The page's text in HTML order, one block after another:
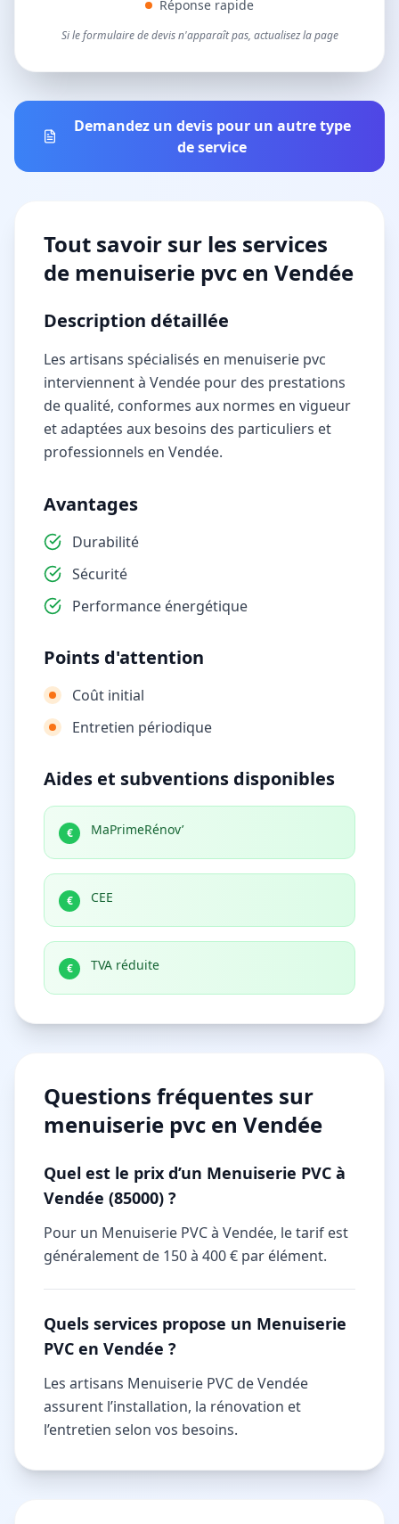
Réponse rapide
Si le formulaire de devis n'apparaît pas, actualisez la page
Demandez un devis pour un autre type
de service
Tout savoir sur les services
de menuiserie pvc en Vendée
Description détaillée
Les artisans spécialisés en menuiserie pvc
interviennent à Vendée pour des prestations
de qualité, conformes aux normes en vigueur
et adaptées aux besoins des particuliers et
professionnels en Vendée.
Avantages
Durabilité
Sécurité
Performance énergétique
Points d'attention
Coût initial
Entretien périodique
Aides et subventions disponibles
€ MaPrimeRénov’
€ CEE
€ TVA réduite
Questions fréquentes sur
menuiserie pvc en Vendée
Quel est le prix d’un Menuiserie PVC à
Vendée (85000) ?
Pour un Menuiserie PVC à Vendée, le tarif est
généralement de 150 à 400 € par élément.
Quels services propose un Menuiserie
PVC en Vendée ?
Les artisans Menuiserie PVC de Vendée
assurent l’installation, la rénovation et
l’entretien selon vos besoins.